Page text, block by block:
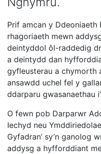
Prif amcan y Ddeoniaeth
rhagoriaeth mewn
deintyddol ôl-raddedig
a deintydd dan
gyfleusterau a chymorth
ansawdd uchel fel y
ddarparu gwasanaethau
O fewn pob Darparwr
Iechyd neu
Gyfadran’ sy’n ganolog
addysg a hyfforddiant